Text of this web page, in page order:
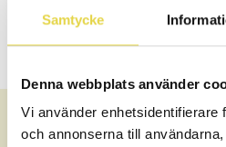
Samtycke
Denna webbplats använder
Vi använder enhetsidentifierare
och annonserna till